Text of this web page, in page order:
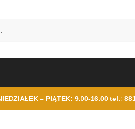
– PIĄTEK: 9.00-16.00 tel.: